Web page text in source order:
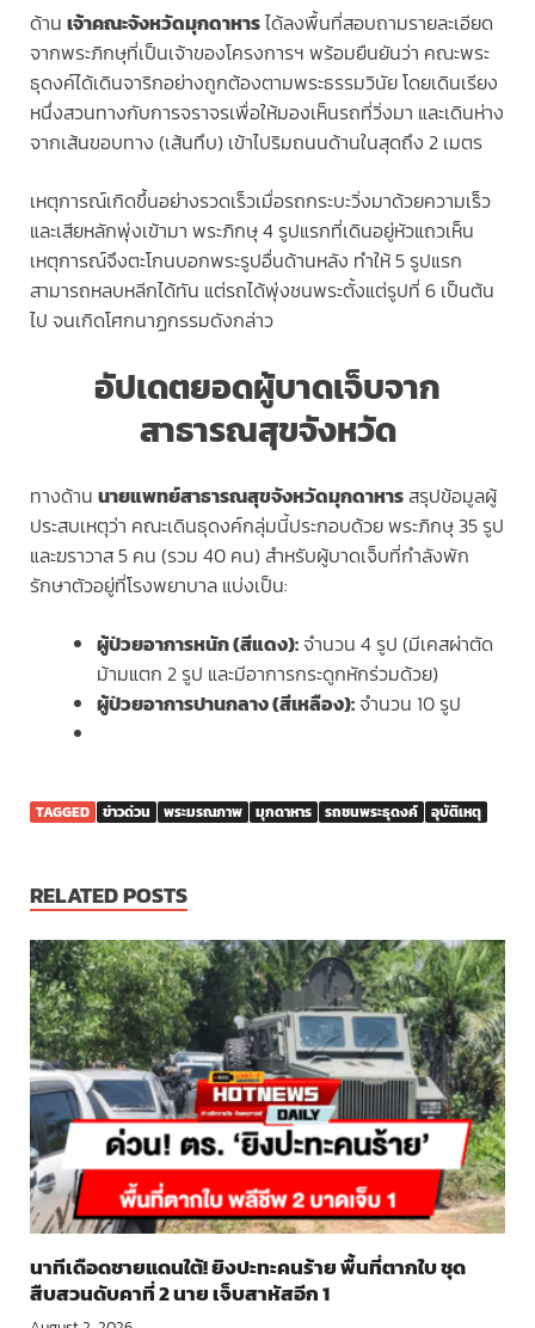
ด้าน เจ้าคณะจังหวัดมุกดาหารได้ลงพื้นที่สอบถามรายละเอียด
จากพระภิกษุที่เป็นเจ้าของโครงการฯ พร้อมยืนยันว่า คณะพระ
ธุดงค์ได้เดินจาริกอย่างถูกต้องตามพระธรรมวินัย โดยเดินเรียง
หนึ่งสวนทางกับการจราจรเพื่อให้มองเห็นรถที่วิ่งมา และเดินห่าง
จากเส้นขอบทาง (เส้นทึบ) เข้าไปริมถนนด้านในสุดถึง 2 เมตร
เหตุการณ์เกิดขึ้นอย่างรวดเร็วเมื่อรถกระบะวิ่งมาด้วยความเร็ว
และเสียหลักพุ่งเข้ามา พระภิกษุ 4 รูปแรกที่เดินอยู่หัวแถวเห็น
เหตุการณ์จึงตะโกนบอกพระรูปอื่นด้านหลัง ทำให้ 5 รูปแรก
สามารถหลบหลีกได้ทัน แต่รถได้พุ่งชนพระตั้งแต่รูปที่ 6 เป็นต้น
ไป จนเกิดโศกนาฏกรรมดังกล่าว
อัปเดตยอดผู้บาดเจ็บจาก
สาธารณสุขจังหวัด
ทางด้าน นายแพทย์สาธารณสุขจังหวัดมุกดาหารสรุปข้อมูลผู้
ประสบเหตุว่า คณะเดินธุดงค์กลุ่มนี้ประกอบด้วย พระภิกษุ 35 รูป
และฆราวาส 5 คน (รวม 40 คน) สำหรับผู้บาดเจ็บที่กำลังพัก
รักษาตัวอยู่ที่โรงพยาบาล แบ่งเป็น:
ผู้ป่วยอาการหนัก (สีแดง):จำนวน 4 รูป (มีเคสผ่าตัด
ม้ามแตก 2 รูป และมีอาการกระดูกหักร่วมด้วย)
ผู้ป่วยอาการปานกลาง (สีเหลือง):จำนวน 10 รูป
TAGGED ข่าวด่วน พระมรณภาพ มุกดาหาร รถชนพระธุดงค์ อุบัติเหตุ
RELATED POSTS
นาทีเดือดชายแดนใต้! ยิงปะทะคนร้าย พื้นที่ตากใบ ชุด
สืบสวนดับคาที่ 2 นาย เจ็บสาหัสอีก 1